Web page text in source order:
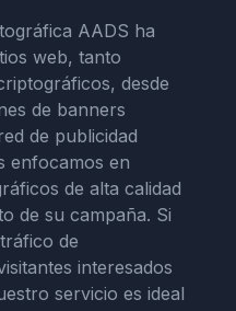
AADS ha
web, tanto
desde
de banners
de publicidad
enfocamos en
de alta calidad
de su campaña. Si
de
interesados
servicio es ideal